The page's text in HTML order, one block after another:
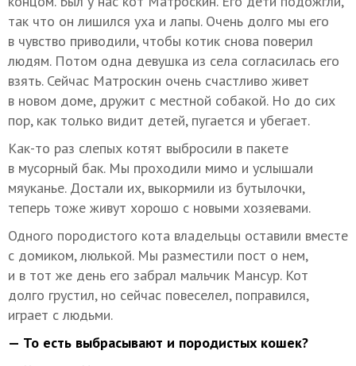
так что он лишился уха и лапы. Очень долго мы его
в чувство приводили, чтобы котик снова поверил
людям. Потом одна девушка из села согласилась его
взять. Сейчас Матроскин очень счастливо живет
в новом доме, дружит с местной собакой. Но до сих
пор, как только видит детей, пугается и убегает.
Как-то раз слепых котят выбросили в пакете
в мусорный бак. Мы проходили мимо и услышали
мяуканье. Достали их, выкормили из бутылочки,
теперь тоже живут хорошо с новыми хозяевами.
Одного породистого кота владельцы оставили вместе
с домиком, люлькой. Мы разместили пост о нем,
и в тот же день его забрал мальчик Мансур. Кот
долго грустил, но сейчас повеселел, поправился,
играет с людьми.
— То есть выбрасывают и породистых кошек?